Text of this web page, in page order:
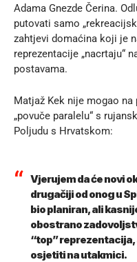
Adama Gnezde Čerina.
putovati samo
zahtjevi domaćina koji je
reprezentacije „nacrtaju“
postavama.
Matjaž Kek nije mogao
„povuče paralelu“ s
Poljudu s Hrvatskom:
Vjerujem da će novi
drugačiji od onog u
bio planiran, ali
obostrano
“top”
osjetiti na utakmici.